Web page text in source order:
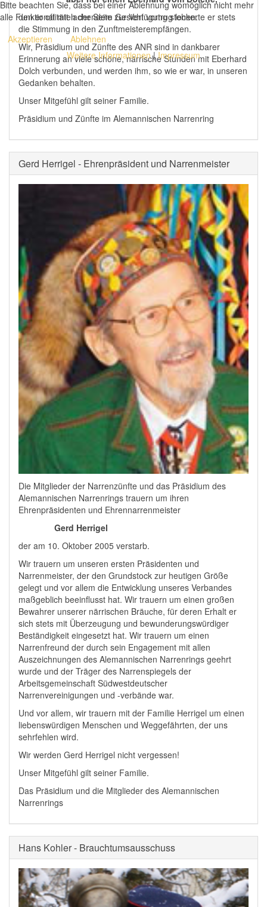
den er oft mit lachendem Gesicht vortrug lockerte er stets
die Stimmung in den Zunftmeisterempfängen.
Wir, Präsidium und Zünfte des ANR sind in dankbarer
Erinnerung an viele schöne, närrische Stunden mit Eberhard
Dolch verbunden, und werden ihm, so wie er war, in unseren
Gedanken behalten.
Unser Mitgefühl gilt seiner Familie.
Präsidium und Zünfte im Alemannischen Narrenring
Gerd Herrigel - Ehrenpräsident und Narrenmeister
Die Mitglieder der Narrenzünfte und das Präsidium des
Alemannischen Narrenrings trauern um ihren
Ehrenpräsidenten und Ehrennarrenmeister
Gerd Herrigel
der am 10. Oktober 2005 verstarb.
Wir trauern um unseren ersten Präsidenten und
Narrenmeister, der den Grundstock zur heutigen Größe
gelegt und vor allem die Entwicklung unseres Verbandes
maßgeblich beeinflusst hat. Wir trauern um einen großen
Bewahrer unserer närrischen Bräuche, für deren Erhalt er
sich stets mit Überzeugung und bewunderungswürdiger
Beständigkeit eingesetzt hat. Wir trauern um einen
Narrenfreund der durch sein Engagement mit allen
Auszeichnungen des Alemannischen Narrenrings geehrt
wurde und der Träger des Narrenspiegels der
Arbeitsgemeinschaft Südwestdeutscher
Narrenvereinigungen und -verbände war.
Und vor allem, wir trauern mit der Familie Herrigel um einen
liebenswürdigen Menschen und Weggefährten, der uns
sehrfehlen wird.
Wir werden Gerd Herrigel nicht vergessen!
Unser Mitgefühl gilt seiner Familie.
Das Präsidium und die Mitglieder des Alemannischen
Narrenrings
Hans Kohler - Brauchtumsausschuss
Bitte beachten Sie, dass bei einer Ablehnung womöglich nicht mehr
alle Funktionalitäten der Seite zur Verfügung stehen.
Akzeptieren
Ablehnen
Weitere Informationen|Impressum